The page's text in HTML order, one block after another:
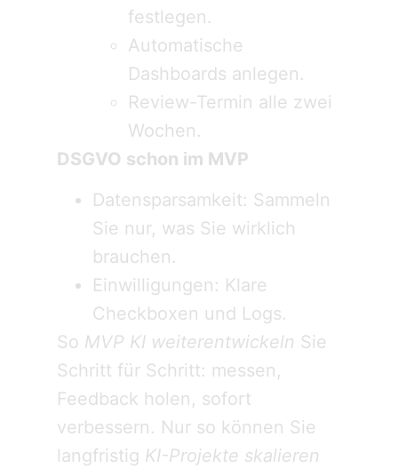
festlegen.
Automatische
Dashboards anlegen.
Review-Termin alle zwei
Wochen.
DSGVO schon im MVP
Datensparsamkeit: Sammeln
Sie nur, was Sie wirklich
brauchen.
Einwilligungen: Klare
Checkboxen und Logs.
So MVP KI weiterentwickeln Sie
Schritt für Schritt: messen,
Feedback holen, sofort
verbessern. Nur so können Sie
langfristig KI-Projekte skalieren